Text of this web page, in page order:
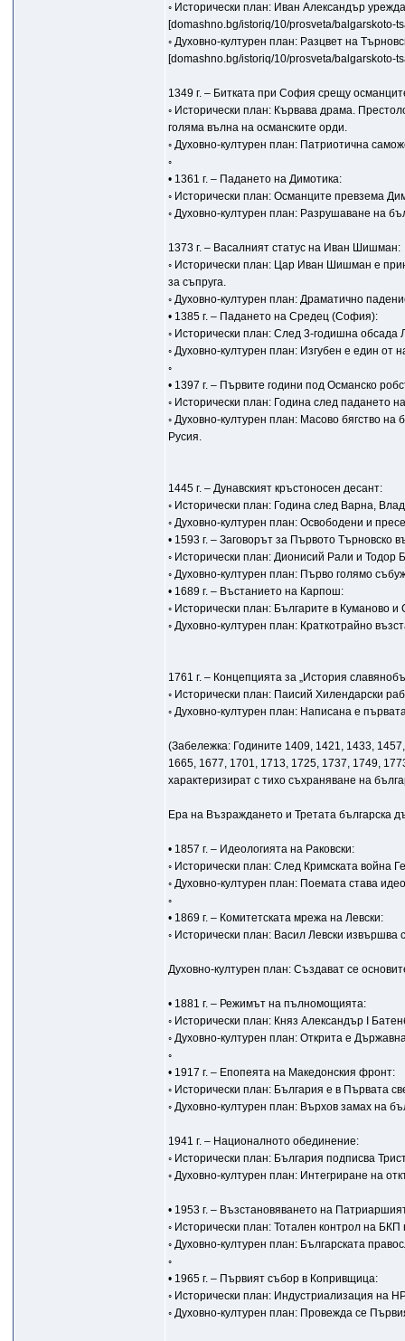
◦ Исторически план: Иван Александър
[domashno.bg/istoriq/10/prosveta/balgarskoto-
◦ Духовно-културен план: Разцвет на
[domashno.bg/istoriq/10/prosveta/balgarskoto-
1349 г. – Битката при София срещу
◦ Исторически план: Кървава драма.
голяма вълна на османските орди.
◦ Духовно-културен план: Патриотична
◦
• 1361 г. – Падането на Димотика:
◦ Исторически план: Османците превзема
◦ Духовно-културен план: Разрушаване на
1373 г. – Васалният статус на Иван Шишман:
◦ Исторически план: Цар Иван Шишман е
за съпруга.
◦ Духовно-културен план: Драматично
• 1385 г. – Падането на Средец (София):
◦ Исторически план: След 3-годишна
◦ Духовно-културен план: Изгубен е един от
◦
• 1397 г. – Първите години под Османско
◦ Исторически план: Година след падането
◦ Духовно-културен план: Масово бягство
Русия.
1445 г. – Дунавският кръстоносен десант:
◦ Исторически план: Година след Варна,
◦ Духовно-културен план: Освободени и
• 1593 г. – Заговорът за Първото Търновско
◦ Исторически план: Дионисий Рали и
◦ Духовно-културен план: Първо голямо
• 1689 г. – Въстанието на Карпош:
◦ Исторически план: Българите в Куманово
◦ Духовно-културен план: Краткотрайно
1761 г. – Концепцията за „История
◦ Исторически план: Паисий Хилендарски
◦ Духовно-културен план: Написана е
(Забележка: Годините 1409, 1421, 1433,
1665, 1677, 1701, 1713, 1725, 1737, 1749,
характеризират с тихо съхраняване на
Ера на Възраждането и Третата българска
• 1857 г. – Идеологията на Раковски:
◦ Исторически план: След Кримската война
◦ Духовно-културен план: Поемата става
◦
• 1869 г. – Комитетската мрежа на Левски:
◦ Исторически план: Васил Левски извършва
Духовно-културен план: Създават се
• 1881 г. – Режимът на пълномощията:
◦ Исторически план: Княз Александър I
◦ Духовно-културен план: Открита е
◦
• 1917 г. – Епопеята на Македонския фронт:
◦ Исторически план: България е в Първата
◦ Духовно-културен план: Върхов замах на
1941 г. – Националното обединение:
◦ Исторически план: България подписва
◦ Духовно-културен план: Интегриране на
• 1953 г. – Възстановяването на
◦ Исторически план: Тотален контрол на
◦ Духовно-културен план: Българската
◦
• 1965 г. – Първият събор в Копривщица:
◦ Исторически план: Индустриализация на
◦ Духовно-културен план: Провежда се